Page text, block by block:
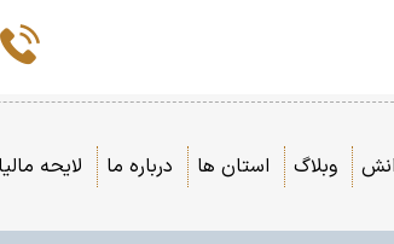
وبلاگ استان ها درباره ما لایحه